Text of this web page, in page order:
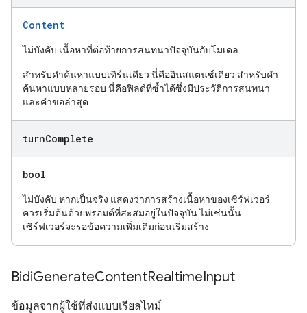
Content
ไม่บังคับ เนื้อหาที่ต่อท้ายการสนทนาปัจจุบันกับโมเดล
สำหรับคำค้นหาแบบเทิร์นเดียว นี่คืออินสแตนซ์เดียว สำหรับคำ
ค้นหาแบบหลายรอบ นี่คือฟิลด์ที่ซ้ำได้ซึ่งมีประวัติการสนทนา
และคำขอล่าสุด
turnComplete
bool
ไม่บังคับ หากเป็นจริง แสดงว่าการสร้างเนื้อหาของเซิร์ฟเวอร์
ควรเริ่มต้นด้วยพรอมต์ที่สะสมอยู่ในปัจจุบัน ไม่เช่นนั้น
เซิร์ฟเวอร์จะรอข้อความเพิ่มเติมก่อนเริ่มสร้าง
BidiGenerateContentRealtimeInput
ข้อมูลจากผู้ใช้ที่ส่งแบบเรียลไทม์